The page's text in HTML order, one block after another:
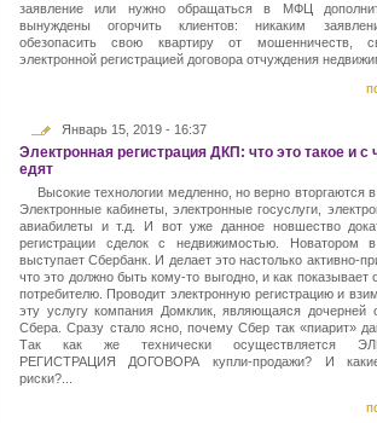
заявление или нужно обращаться в МФЦ
вынуждены огорчить клиентов: никаким
обезопасить свою квартиру от мошенничеств,
электронной регистрацией договора отчуждения
Январь 15, 2019 - 16:37
Электронная регистрация ДКП: что это такое и с
едят
Высокие технологии медленно, но верно вторгаются
Электронные кабинеты, электронные госуслуги,
авиабилеты и т.д. И вот уже данное новшество
регистрации сделок с недвижимостью. Новатором
выступает Сбербанк. И делает это настолько активно-
что это должно быть кому-то выгодно, и как показывает
потребителю. Проводит электронную регистрацию и
эту услугу компания Домклик, являющаяся дочерней
Сбера. Сразу стало ясно, почему Сбер так «пиарит»
Так как же технически осуществляется
РЕГИСТРАЦИЯ ДОГОВОРА купли-продажи? И
риски?...